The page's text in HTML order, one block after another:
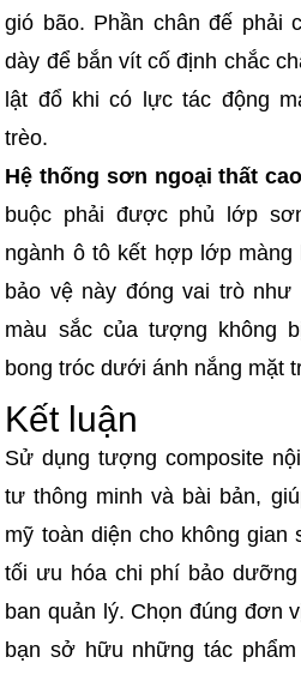
gió bão. Phần chân đế phải
dày để bắn vít cố định chắc
lật đổ khi có lực tác động
trèo.
Hệ thống sơn ngoại thất
buộc phải được phủ lớp
ngành ô tô kết hợp lớp màng
bảo vệ này đóng vai trò như
màu sắc của tượng không
bong tróc dưới ánh nắng mặt
Kết luận
Sử dụng tượng composite
tư thông minh và bài bản,
mỹ toàn diện cho không gian
tối ưu hóa chi phí bảo
ban quản lý. Chọn đúng đơn
bạn sở hữu những tác